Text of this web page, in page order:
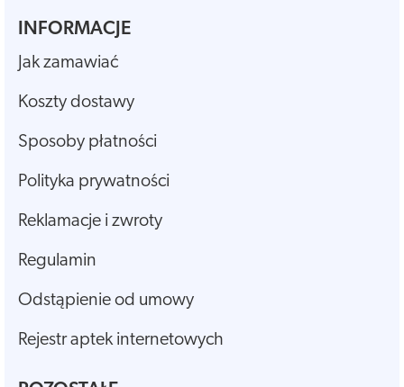
INFORMACJE
Jak zamawiać
Koszty dostawy
Sposoby płatności
Polityka prywatności
Reklamacje i zwroty
Regulamin
Odstąpienie od umowy
Rejestr aptek internetowych